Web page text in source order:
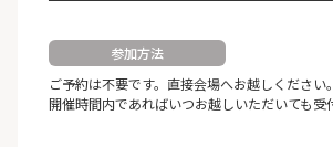
参加方法
ご予約は不要です。直接会場へお越しください。
開催時間内であればいつお越しいただいても受